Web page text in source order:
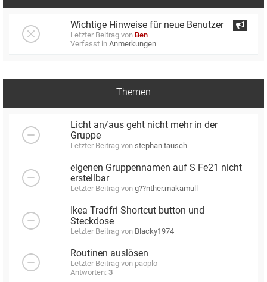
Wichtige Hinweise für neue Benutzer
Letzter Beitrag von Ben
Verfasst in Anmerkungen
Themen
Licht an/aus geht nicht mehr in der
Gruppe
Letzter Beitrag von stephan.tausch
eigenen Gruppennamen auf S Fe21 nicht
erstellbar
Letzter Beitrag von g??nther.makamull
Ikea Tradfri Shortcut button und
Steckdose
Letzter Beitrag von Blacky1974
Routinen auslösen
Letzter Beitrag von paoplo
Antworten: 3